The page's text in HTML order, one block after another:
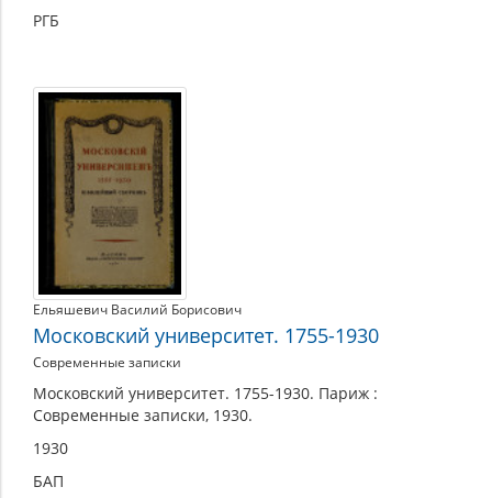
РГБ
Ельяшевич Василий Борисович
Московский университет. 1755-1930
Современные записки
Московский университет. 1755-1930. Париж :
Современные записки, 1930.
1930
БАП